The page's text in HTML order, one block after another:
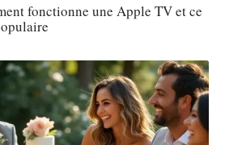
fonctionne une Apple TV et ce